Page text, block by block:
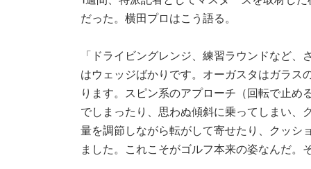
だった。横田プロはこう語る。
「ドライビングレンジ、練習ラウンドなど
はウェッジばかりです。オーガスタはガラス
ります。スピン系のアプローチ（回転で止
でしまったり、思わぬ傾斜に乗ってしまい、
量を調節しながら転がして寄せたり、クッシ
ました。これこそがゴルフ本来の姿なんだ。